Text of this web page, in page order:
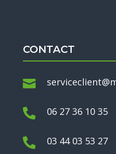
CONTACT

 06 27 36 10 35
 03 44 03 53 27